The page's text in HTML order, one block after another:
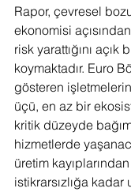
Rapor, çevresel
ekonomisi
risk yarattığını
koymaktadır. Euro
gösteren
üçü, en az bir
kritik düzeyde
hizmetlerde
üretim
istikrarsızlığa